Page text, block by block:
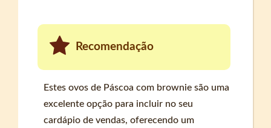
Recomendação
Estes ovos de Páscoa com brownie são uma
excelente opção para incluir no seu
cardápio de vendas, oferecendo um